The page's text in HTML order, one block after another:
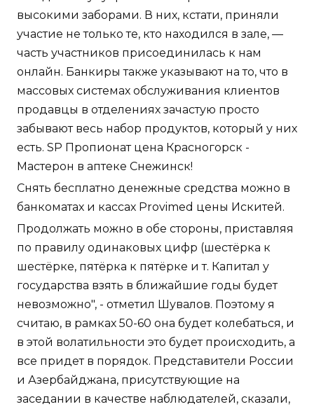
высокими заборами. В них, кстати, приняли
участие не только те, кто находился в зале, —
часть участников присоединилась к нам
онлайн. Банкиры также указывают на то, что в
массовых системах обслуживания клиентов
продавцы в отделениях зачастую просто
забывают весь набор продуктов, который у них
есть. SP Пропионат цена Красногорск -
Мастерон в аптеке Снежинск!
Снять бесплатно денежные средства можно в
банкоматах и кассах Provimed цены Искитей.
Продолжать можно в обе стороны, приставляя
по правилу одинаковых цифр (шестёрка к
шестёрке, пятёрка к пятёрке и т. Капитал у
государства взять в ближайшие годы будет
невозможно", - отметил Шувалов. Поэтому я
считаю, в рамках 50-60 она будет колебаться, и
в этой волатильности это будет происходить, а
все придет в порядок. Представители России
и Азербайджана, присутствующие на
заседании в качестве наблюдателей, сказали,